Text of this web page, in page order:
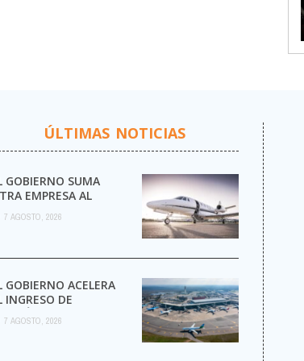
ÚLTIMAS NOTICIAS
GOBIERNO SUMA
EMPRESA AL
DE LOS VUELOS
7 AGOSTO, 2026
GOBIERNO ACELERA
INGRESO DE
CON
7 AGOSTO, 2026